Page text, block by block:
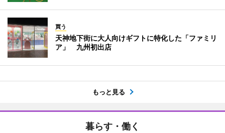
買う
天神地下街に大人向けギフトに特化した「ファミリ
ア」 九州初出店
もっと見る
暮らす・働く